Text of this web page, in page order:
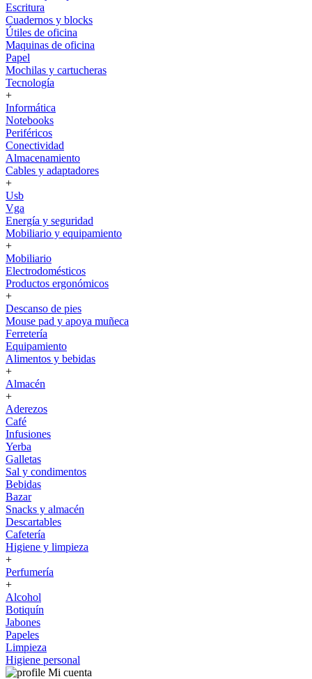
Escritura
Cuadernos y blocks
Útiles de oficina
Maquinas de oficina
Papel
Mochilas y cartucheras
Tecnología
+
Informática
Notebooks
Periféricos
Conectividad
Almacenamiento
Cables y adaptadores
+
Usb
Vga
Energía y seguridad
Mobiliario y equipamiento
+
Mobiliario
Electrodomésticos
Productos ergonómicos
+
Descanso de pies
Mouse pad y apoya muñeca
Ferretería
Equipamiento
Alimentos y bebidas
+
Almacén
+
Aderezos
Café
Infusiones
Yerba
Galletas
Sal y condimentos
Bebidas
Bazar
Snacks y almacén
Descartables
Cafetería
Higiene y limpieza
+
Perfumería
+
Alcohol
Botiquín
Jabones
Papeles
Limpieza
Higiene personal
Mi cuenta